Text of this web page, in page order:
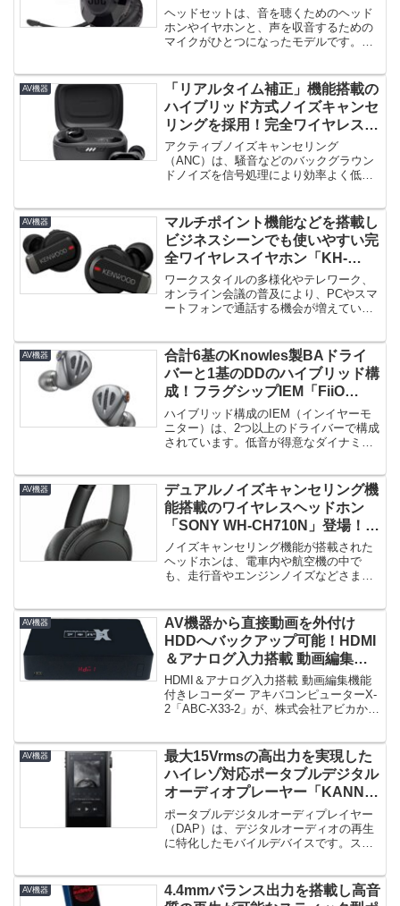
ッドセット「JBL Quantum
350」登場！
ヘッドセットは、音を聴くためのヘッド
ホンやイヤホンと、声を収音するための
マイクがひとつになったモデルです。ボ
AV機器
「リアルタイム補正」機能搭載の
ハイブリッド方式ノイズキャンセ
リングを採用！完全ワイヤレスイ
ヤホン「JBL LIVE FREE 2」登
場！
アクティブノイズキャンセリング
（ANC）は、騒音などのバックグラウン
ドノイズを信号処理により効率よく低減
AV機器
マルチポイント機能などを搭載し
ビジネスシーンでも使いやすい完
全ワイヤレスイヤホン「KH-
BIZ70T」登場！
ワークスタイルの多様化やテレワーク、
オンライン会議の普及により、PCやスマ
ートフォンで通話する機会が増えていま
AV機器
合計6基のKnowles製BAドライ
バーと1基のDDのハイブリッド構
成！フラグシップIEM「FiiO
FH9」登場！
ハイブリッド構成のIEM（インイヤーモ
ニター）は、2つ以上のドライバーで構成
されています。低音が得意なダイナミッ
AV機器
デュアルノイズキャンセリング機
能搭載のワイヤレスヘッドホン
「SONY WH-CH710N」登場！最
大35時間のロングバッテリー！
ノイズキャンセリング機能が搭載された
ヘッドホンは、電車内や航空機の中で
も、走行音やエンジンノイズなどさまざ
AV機器
AV機器から直接動画を外付け
HDDへバックアップ可能！HDMI
＆アナログ入力搭載 動画編集機
能付きレコーダー アキバコンピ
ューターX-2 発売！
HDMI＆アナログ入力搭載 動画編集機能
付きレコーダー アキバコンピューターX-
2「ABC-X33-2」が、株式会社アビカから
AV機器
最大15Vrmsの高出力を実現した
ハイレゾ対応ポータブルデジタル
オーディオプレーヤー「KANN
MAX」登場！
ポータブルデジタルオーディプレイヤー
（DAP）は、デジタルオーディオの再生
に特化したモバイルデバイスです。スマ
AV機器
4.4mmバランス出力を搭載し高音